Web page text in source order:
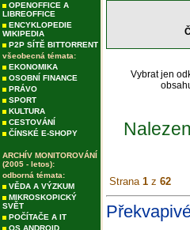
OPENOFFICE A
LIBREOFFICE
ENCYKLOPEDIE
WIKIPEDIA
P2P SÍTĚ BITTORRENT
všeobecná témata:
EKONOMIKA
OSOBNÍ FINANCE
PRÁVO
SPORT
KULTURA
CESTOVÁNÍ
ČÍNSKÉ E-SHOPY
ARCHÍV MONITOROVÁNÍ
(2005 - letos):
odborná témata:
VĚDA A VÝZKUM
MIKROSKOPICKÝ
SVĚT
POČÍTAČE A IT
OS ANDROID
Vybrat jen
Strana 1 z 62